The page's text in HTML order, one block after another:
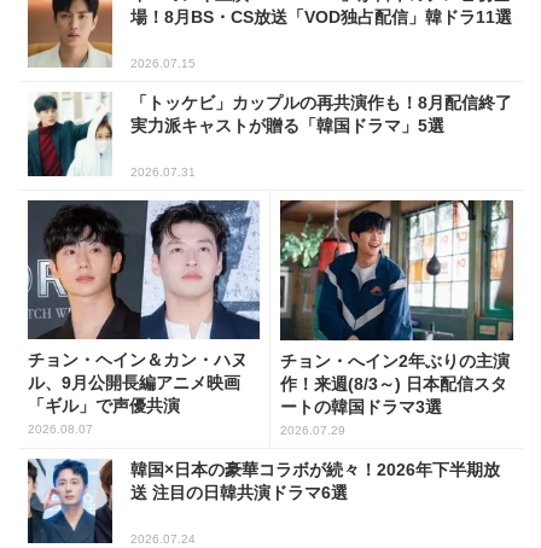
場！8月BS・CS放送「VOD独占配信」韓ドラ11選
2026.07.15
「トッケビ」カップルの再共演作も！8月配信終了
実力派キャストが贈る「韓国ドラマ」5選
2026.07.31
チョン・ヘイン＆カン・ハヌ
ル、9月公開長編アニメ映画
「ギル」で声優共演
2026.08.07
チョン・へイン2年ぶりの主演
作！来週(8/3～) 日本配信スタ
ートの韓国ドラマ3選
2026.07.29
韓国×日本の豪華コラボが続々！2026年下半期放
送 注目の日韓共演ドラマ6選
2026.07.24